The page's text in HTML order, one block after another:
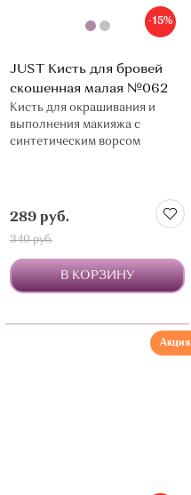
-15%
JUST Кисть для бровей
скошенная малая №062
Кисть для окрашивания и
выполнения макияжа с
синтетическим ворсом
289 руб.
340 руб.
В КОРЗИНУ
Акция